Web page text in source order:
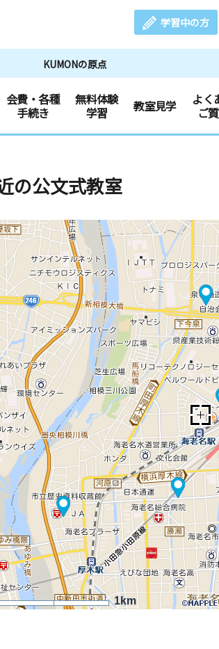
学習中の方
KUMONの原点
会費・各種
手続き
無料体験
学習
教室見学
よく
ご
の公文式教室
1km